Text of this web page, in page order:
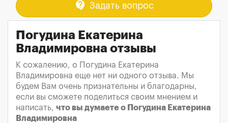
contact_support Задать вопрос
Погудина Екатерина
Владимировна отзывы
К сожалению, о Погудина Екатерина
Владимировна еще нет ни одного отзыва. Мы
будем Вам очень признательны и благодарны,
если вы сможете поделиться своим мнением и
написать, что вы думаете о Погудина Екатерина
Владимировна